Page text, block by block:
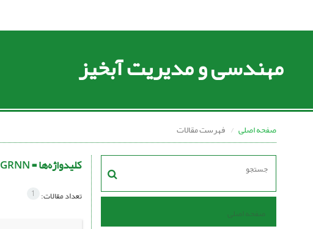
مهندسی و مدیریت آبخیز
صفحه اصلی فهرست مقالات
صفحه اصلی
کلیدواژه‌ها =GRNN
تعداد مقالات: 1